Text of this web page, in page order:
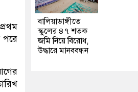
পরে
বালিয়াডাঙ্গীতে
স্কুলের ৪৭ শতক
জমি নিয়ে বিরোধ,
উদ্ধারে মানববন্ধন